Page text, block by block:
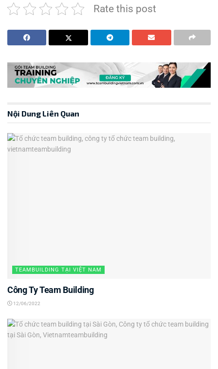
Rate this post
Nội Dung Liên Quan
TEAMBUILDING TẠI VIỆT NAM
Công Ty Team Building
12/06/2022